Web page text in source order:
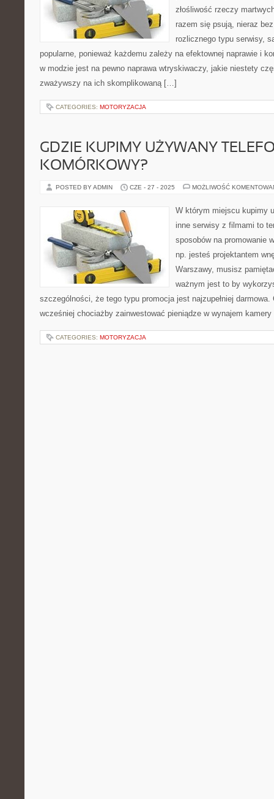
złośliwość rzeczy
razem się psują, nieraz
rozlicznego typu serwisy,
popularne, ponieważ każdemu zależy na efektownej naprawie i
w modzie jest na pewno naprawa wtryskiwaczy, jakie niestety
zważywszy na ich skomplikowaną […]
CATEGORIES: MOTORYZACJA
GDZIE KUPIMY UŻYWANY
KOMÓRKOWY?
POSTED BY ADMIN CZE - 27 - 2025 MOŻLIWOŚĆ
W którym miejscu kupimy
inne serwisy z filmami to
sposobów na promowanie
np. jesteś projektantem
Warszawy, musisz
ważnym jest to by
szczególności, że tego typu promocja jest najzupełniej
wcześniej chociażby zainwestować pieniądze w wynajem
CATEGORIES: MOTORYZACJA